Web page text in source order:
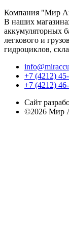
Компания "Мир
В наших
аккумуляторных
легкового и
гидроциклов,
+7 (4212)
+7 (4212)
Сайт
©2026 Мир